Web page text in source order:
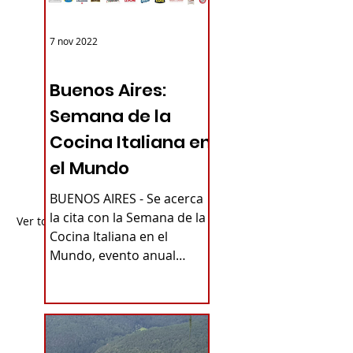
Ver todo
Buenos Aires:
Semana de la
Cocina Italiana en
el Mundo
BUENOS AIRES - Se acerca
la cita con la Semana de la
Cocina Italiana en el
Mundo, evento anual
7 nov 2022